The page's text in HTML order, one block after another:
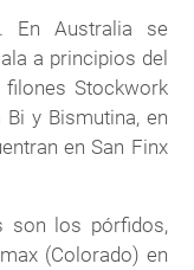
En Australia se
a principios del
Stockwork
y Bismutina, en
en San Finx
son los pórfidos,
(Colorado) en